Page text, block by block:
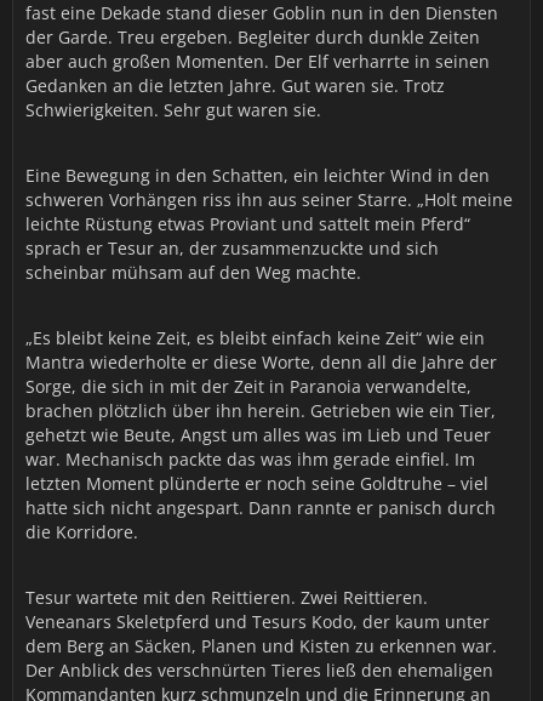
Nun, Ihr sollt Euren Wunsch erfüllt bekommen. Die Garde
war ohnehin nur ein Werkzeug um die Horde zu vereinen.
Inzwischen kann ich auf Euch und Eure Söldner verzichten,
mir bleibt die ganze Horde! Ihr seid nur ein lästiges Insekt,
welches man verjagt.
und lasst Euch nie wieder Blicken!
Die dunkle Fürstin entlässt Euch hiermit aus Eurem
Dienst. Als Lohn für Eure Taten überlässt Sylvanas Euch
schätzen, meiner Meinung nach habt Ihr Euch das
verdient.
Glückwunsch Lordkommandant! Ein prächtiger Titel! Ein
Kommandant ohne Armee, ein Adliger mit
entsprechenden Verpflichtungen aber ohne Mitteln
diesen nachzukommen. Und nicht zu vergessen: Eure
„Untertanen“: Viel Glück mit diesen abscheulichen
Lasst Euch an dieser Stelle versichern: Kommt Ihr den
Wunsch unserer Herrin nicht unverzüglich nach, werde
mich Euerer Garde persönlich annehmen, Offizier für
Offizier.
fast eine Dekade stand dieser Goblin nun in den Diensten
der Garde. Treu ergeben. Begleiter durch dunkle Zeiten
aber auch großen Momenten. Der Elf verharrte in seinen
Gedanken an die letzten Jahre. Gut waren sie. Trotz
Schwierigkeiten. Sehr gut waren sie.
Eine Bewegung in den Schatten, ein leichter Wind in den
schweren Vorhängen riss ihn aus seiner Starre. „Holt meine
leichte Rüstung etwas Proviant und sattelt mein Pferd“
sprach er Tesur an, der zusammenzuckte und sich
scheinbar mühsam auf den Weg machte.
„Es bleibt keine Zeit, es bleibt einfach keine Zeit“ wie ein
Mantra wiederholte er diese Worte, denn all die Jahre der
Sorge, die sich in mit der Zeit in Paranoia verwandelte,
brachen plötzlich über ihn herein. Getrieben wie ein Tier,
gehetzt wie Beute, Angst um alles was im Lieb und Teuer
war. Mechanisch packte das was ihm gerade einfiel. Im
letzten Moment plünderte er noch seine Goldtruhe – viel
hatte sich nicht angespart. Dann rannte er panisch durch
die Korridore.
Tesur wartete mit den Reittieren. Zwei Reittieren.
Veneanars Skeletpferd und Tesurs Kodo, der kaum unter
dem Berg an Säcken, Planen und Kisten zu erkennen war.
Der Anblick des verschnürten Tieres ließ den ehemaligen
Kommandanten kurz schmunzeln und die Erinnerung an